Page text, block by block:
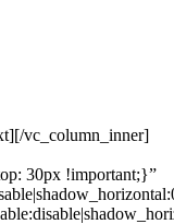
vc_column_inner]
30px !important;}”